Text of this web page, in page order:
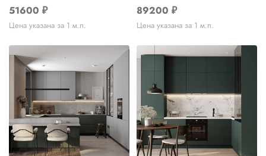
51600 ₽
Цена указана за 1 м.п.
89200 ₽
Цена указана за 1 м.п.